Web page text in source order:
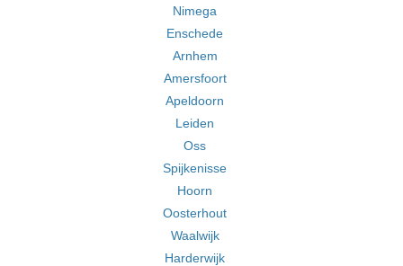
Nimega
Enschede
Arnhem
Amersfoort
Apeldoorn
Leiden
Oss
Spijkenisse
Hoorn
Oosterhout
Waalwijk
Harderwijk